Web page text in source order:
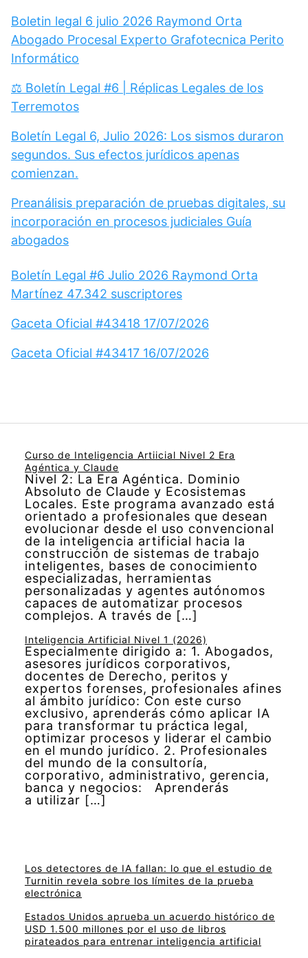
Boletin legal 6 julio 2026 Raymond Orta
Abogado Procesal Experto Grafotecnica Perito
Informático
⚖️ Boletín Legal #6 | Réplicas Legales de los
Terremotos
Boletín Legal 6, Julio 2026: Los sismos duraron
segundos. Sus efectos jurídicos apenas
comienzan.
Preanálisis preparación de pruebas digitales, su
incorporación en procesos judiciales Guía
abogados
Boletín Legal #6 Julio 2026 Raymond Orta
Martínez 47.342 suscriptores
Gaceta Oficial #43418 17/07/2026
Gaceta Oficial #43417 16/07/2026
Curso de Inteligencia Artiicial Nivel 2 Era
Agéntica y Claude
Nivel 2: La Era Agéntica. Dominio
Absoluto de Claude y Ecosistemas
Locales. Este programa avanzado está
orientado a profesionales que desean
evolucionar desde el uso convencional
de la inteligencia artificial hacia la
construcción de sistemas de trabajo
inteligentes, bases de conocimiento
especializadas, herramientas
personalizadas y agentes autónomos
capaces de automatizar procesos
complejos. A través de […]
Inteligencia Artificial Nivel 1 (2026)
Especialmente dirigido a: 1. Abogados,
asesores jurídicos corporativos,
docentes de Derecho, peritos y
expertos forenses, profesionales afines
al ámbito jurídico: Con este curso
exclusivo, aprenderás cómo aplicar IA
para transformar tu práctica legal,
optimizar procesos y liderar el cambio
en el mundo jurídico. 2. Profesionales
del mundo de la consultoría,
corporativo, administrativo, gerencia,
banca y negocios: Aprenderás
a utilizar […]
Los detectores de IA fallan: lo que el estudio de
Turnitin revela sobre los límites de la prueba
electrónica
Estados Unidos aprueba un acuerdo histórico de
USD 1.500 millones por el uso de libros
pirateados para entrenar inteligencia artificial